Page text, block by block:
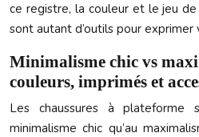
ce registre, la couleur et le jeu
sont autant d’outils pour
Minimalisme chic vs
couleurs, imprimés et
Les chaussures à
minimalisme chic qu’au